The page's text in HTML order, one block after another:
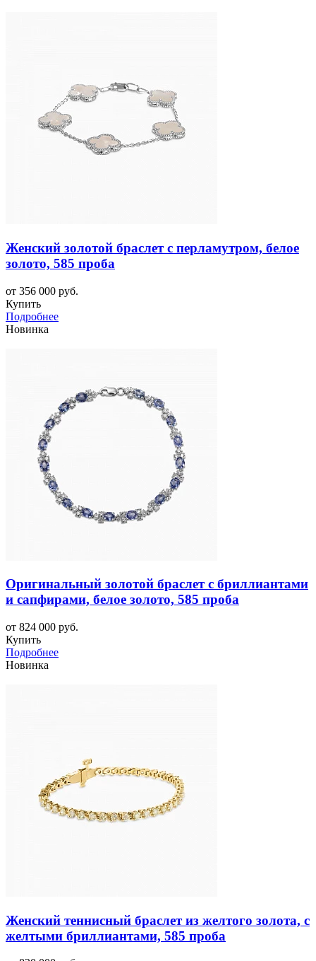
Женский золотой браслет с перламутром, белое
золото, 585 проба
от 356 000 руб.
Купить
Подробнее
Новинка
Оригинальный золотой браслет с бриллиантами
и сапфирами, белое золото, 585 проба
от 824 000 руб.
Купить
Подробнее
Новинка
Женский теннисный браслет из желтого золота, с
желтыми бриллиантами, 585 проба